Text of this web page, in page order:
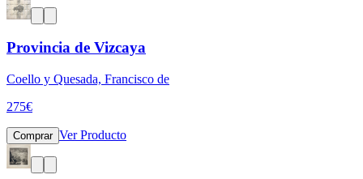
Provincia de Vizcaya
Coello y Quesada, Francisco de
275€
Comprar Ver Producto